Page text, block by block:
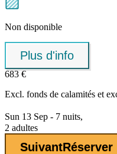
Non disponible
Plus d'info
683 €
Excl. fonds de calamités et
Sun 13 Sep - 7 nuits,
2 adultes
SuivantRéserver